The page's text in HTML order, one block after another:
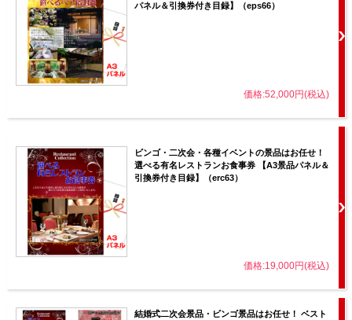
パネル＆引換券付き目録】（eps66）
価格:52,000円(税込)
ビンゴ・二次会・各種イベントの景品はお任せ！
選べる有名レストランお食事券 【A3景品パネル＆
引換券付き目録】（erc63）
価格:19,000円(税込)
結婚式二次会景品・ビンゴ景品はお任せ！ ベスト